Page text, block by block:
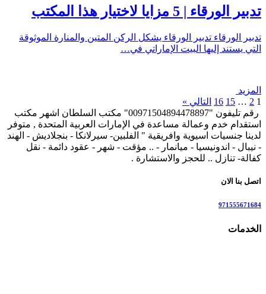
تدبير الورقاء | 5 مزايا لاختيار هذا المكتب
تدبير الورقاء تدبير الورقاء يشكل الركن المتين والمنارة الموثوقة
التي يستند إليها البيت الإماراتي في…
المزيد
1
2
…
15
16 التالي »
رقم تليفون "00971504894478897" مكتب السلطان اشهر مكتب
استقدام خدم وعمالة مساعدة في الإمارات العربية المتحدة , متوفر
لدينا جنسيات اسيوية وافريقية " الفلبين- سيرلانكا - بنجلاديش - الهند
- نيبال - اندونيسيا - ميانمار - .. مؤقت - شهر - عقود دائمة - نقل
كفالة- تنازل .. للحجز والاستشارة .
اتصل بنا الان
971555671684
الخدمات